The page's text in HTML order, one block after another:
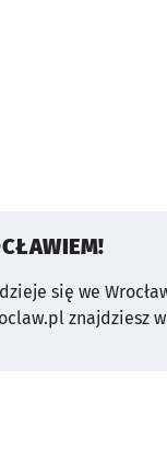
się we
znajdziesz w